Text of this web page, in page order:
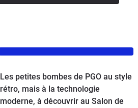
Les petites bombes de PGO au style
rétro, mais à la technologie
moderne, à découvrir au Salon de